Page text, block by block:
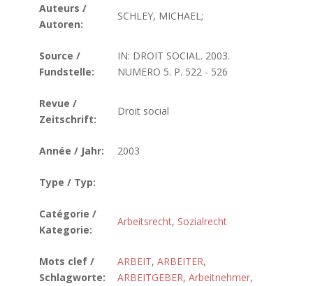
Auteurs /
Autoren:
SCHLEY, MICHAEL;
Source /
Fundstelle:
IN: DROIT SOCIAL. 2003.
NUMERO 5. P. 522 - 526
Revue /
Zeitschrift:
Droit social
Année / Jahr: 2003
Type / Typ:
Catégorie /
Kategorie:
Arbeitsrecht, Sozialrecht
Mots clef /
Schlagworte:
ARBEIT, ARBEITER,
ARBEITGEBER, Arbeitnehmer,